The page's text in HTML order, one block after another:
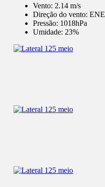
Vento: 2.14 m/s
Direção do vento: ENE
Pressão: 1018hPa
Umidade: 23%